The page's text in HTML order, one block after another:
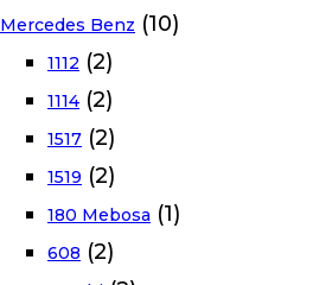
Mercedes Benz (10)
1112 (2)
1114 (2)
1517 (2)
1519 (2)
180 Mebosa (1)
608 (2)